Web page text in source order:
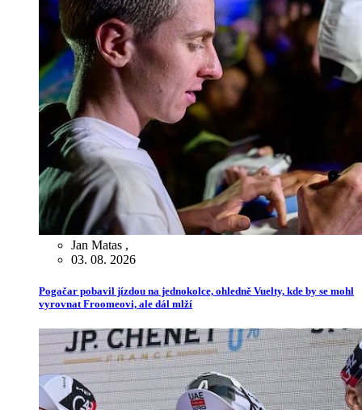
Jan Matas ,
03. 08. 2026
Pogačar pobavil jízdou na jednokolce, ohledně Vuelty, kde by se mohl
vyrovnat Froomeovi, ale dál mlží